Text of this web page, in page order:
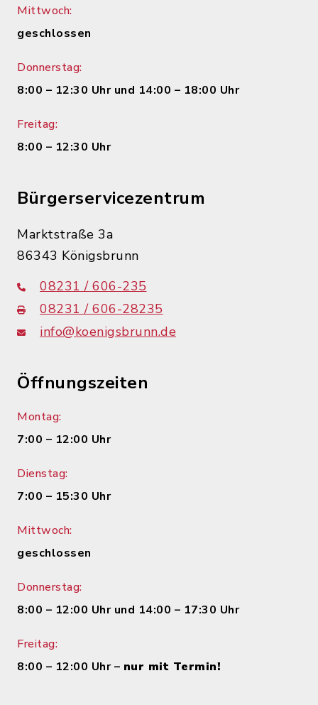
Mittwoch:
geschlossen
Donnerstag:
8:00 – 12:30 Uhr und 14:00 – 18:00 Uhr
Freitag:
8:00 – 12:30 Uhr
Bürgerservicezentrum
Marktstraße 3a
86343 Königsbrunn
08231 / 606-235
08231 / 606-28235
info@koenigsbrunn.de
Öffnungszeiten
Montag:
7:00 – 12:00 Uhr
Dienstag:
7:00 – 15:30 Uhr
Mittwoch:
geschlossen
Donnerstag:
8:00 – 12:00 Uhr und 14:00 – 17:30 Uhr
Freitag:
8:00 – 12:00 Uhr – nur mit Termin!